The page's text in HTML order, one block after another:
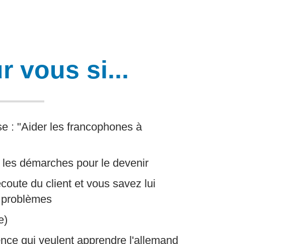
vous si...
: "Aider les francophones à
démarches pour le devenir
du client et vous savez lui
qui veulent apprendre l'allemand